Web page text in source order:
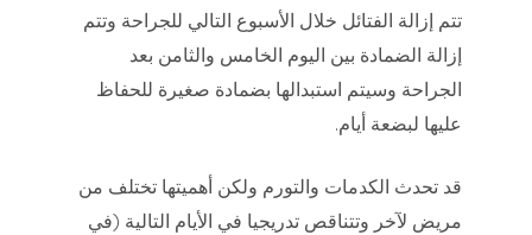
تتم إزالة الفتائل خلال الأسبوع التالي للجراحة وتتم
إزالة الضمادة بين اليوم الخامس والثامن بعد
الجراحة وسيتم استبدالها بضمادة صغيرة للحفاظ
عليها لبضعة أيام.
قد تحدث الكدمات والتورم ولكن أهميتها تختلف من
مريض لآخر وتتناقص تدريجيا في الأيام التالية (في